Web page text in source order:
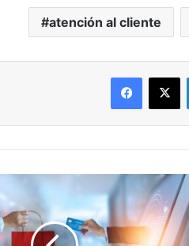
atención al cliente
Facebook
X